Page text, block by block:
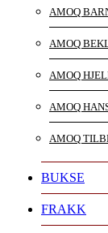
AMOQ
AMOQ
AMOQ
AMOQ
AMOQ
BUKSE
FRAKK